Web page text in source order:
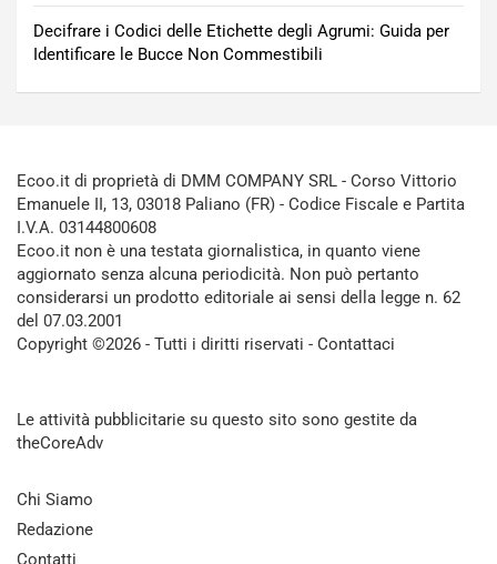
Decifrare i Codici delle Etichette degli Agrumi: Guida per
Identificare le Bucce Non Commestibili
Ecoo.it di proprietà di DMM COMPANY SRL - Corso Vittorio
Emanuele II, 13, 03018 Paliano (FR) - Codice Fiscale e Partita
I.V.A. 03144800608
Ecoo.it non è una testata giornalistica, in quanto viene
aggiornato senza alcuna periodicità. Non può pertanto
considerarsi un prodotto editoriale ai sensi della legge n. 62
del 07.03.2001
Copyright ©2026 - Tutti i diritti riservati - Contattaci
Le attività pubblicitarie su questo sito sono gestite da
theCoreAdv
Chi Siamo
Redazione
Contatti